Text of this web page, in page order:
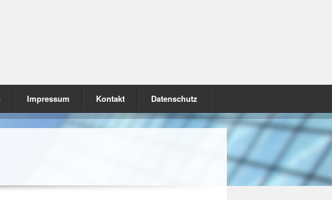
Impressum Kontakt Datenschutz